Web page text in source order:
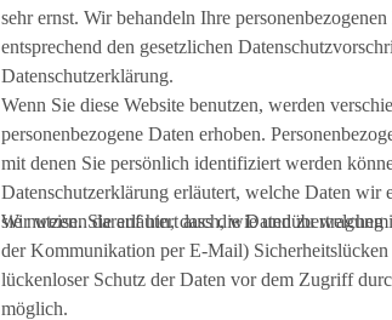
sehr ernst. Wir behandeln Ihre
entsprechend den gesetzlichen
Datenschutzerklärung.
Wenn Sie diese Website benutzen, werden
personenbezogene Daten erhoben.
mit denen Sie persönlich identifiziert werden
Datenschutzerklärung erläutert, welche Daten wir
sie nutzen. Sie erläutert auch, wie und zu
Wir weisen darauf hin, dass die
der Kommunikation per E-Mail)
lückenloser Schutz der Daten vor dem Zugriff
möglich.